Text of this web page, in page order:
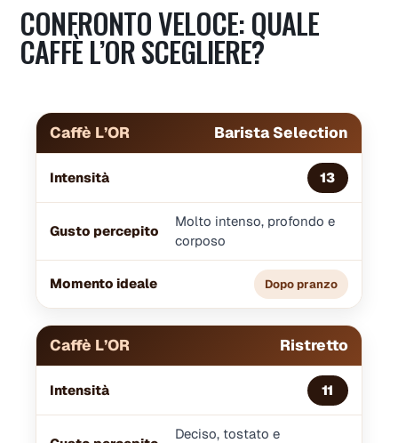
CONFRONTO VELOCE: QUALE
CAFFÈ L’OR SCEGLIERE?
Barista Selection
13
Molto intenso, profondo e
corposo
Dopo pranzo
Ristretto
11
Deciso, tostato e